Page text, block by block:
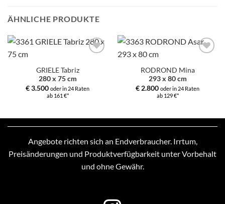
ÄHNLICHE PRODUKTE
hinzufügen
GRIELE Tabriz
280 x 75 cm
€3.500 oder in 24 Raten
ab 161 €*
Auswahl
hinzufügen
RODROND Mina
293 x 80 cm
€ 2.800 oder in 24 Raten
ab 129 €*
Angebote richten sich an Endverbraucher. Irrtum,
Preisänderungen und Produktverfügbarkeit unter Vorbehalt
und ohne Gewähr.